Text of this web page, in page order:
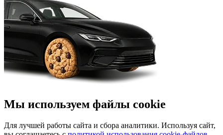
Мы используем файлы cookie
Для лучшей работы сайта и сбора аналитики. Используя сайт,